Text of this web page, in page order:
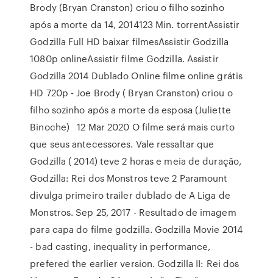
Brody (Bryan Cranston) criou o filho sozinho
após a morte da 14, 2014123 Min. torrentAssistir
Godzilla Full HD baixar filmesAssistir Godzilla
1080p onlineAssistir filme Godzilla. Assistir
Godzilla 2014 Dublado Online filme online grátis
HD 720p - Joe Brody ( Bryan Cranston) criou o
filho sozinho após a morte da esposa (Juliette
Binoche) 12 Mar 2020 O filme será mais curto
que seus antecessores. Vale ressaltar que
Godzilla ( 2014) teve 2 horas e meia de duração,
Godzilla: Rei dos Monstros teve 2 Paramount
divulga primeiro trailer dublado de A Liga de
Monstros. Sep 25, 2017 - Resultado de imagem
para capa do filme godzilla. Godzilla Movie 2014
- bad casting, inequality in performance,
prefered the earlier version. Godzilla II: Rei dos